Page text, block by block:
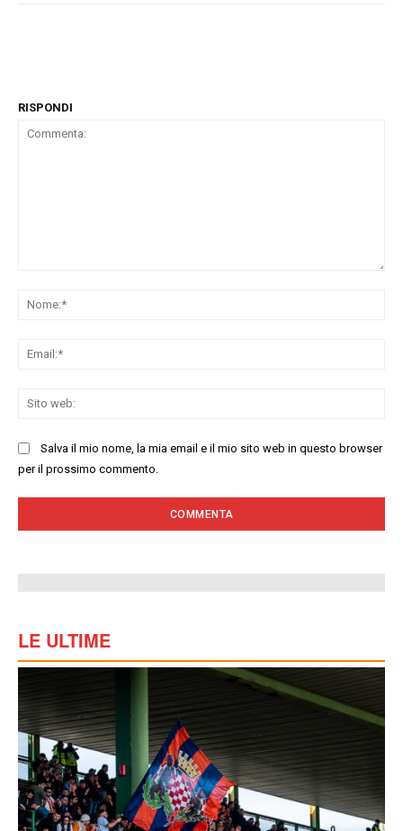
RISPONDI
Salva il mio nome, la mia email e il mio sito web in questo browser
per il prossimo commento.
LE ULTIME